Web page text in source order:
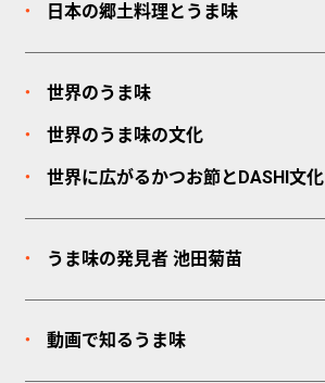
日本の郷土料理とうま味
世界のうま味
世界のうま味の文化
世界に広がるかつお節とDASHI文化
うま味の発見者 池田菊苗
動画で知るうま味